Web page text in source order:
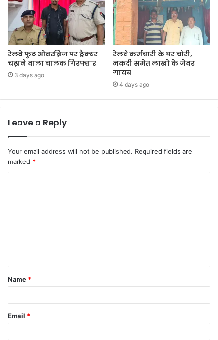
रेलवे फुट ओवरब्रिज पर ट्रैक्टर
चढ़ाने वाला चालक गिरफ्तार
3 days ago
रेलवे कर्मचारी के घर चोरी,
नकदी समेत लाखो के जेवर
गायब
4 days ago
Leave a Reply
Your email address will not be published. Required fields are
marked *
Name *
Email *